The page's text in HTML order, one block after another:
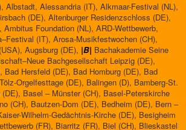
Albstadt, Alessandria (IT), Alkmaar-Festival (NL),
(DE), Altenburger Residenzschloss (DE),
Ambitus Foundation (NL), ARD-Wettbewerb,
(IT), Arosa-Musikfestwochen (CH),
Augsburg (DE), |B| Bachakademie Seine
Bachgesellschaft Leipzig (DE),
Bad Hersfeld (DE), Bad Homburg (DE), Bad
Orgelfesttage (DE), Balingen (D), Bamberg-St.
Basel – Münster (CH), Basel-Peterskirche
(CH), Bautzen-Dom (DE), Bedheim (DE), Bern –
Wilhelm-Gedächtnis-Kirche (DE), Besigheim
(FR), Biarritz (FR), Biel (CH), Blieskastel